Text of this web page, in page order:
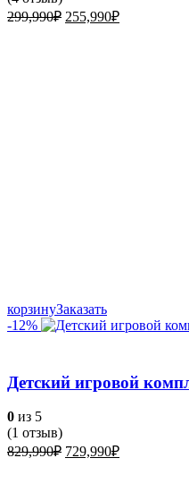
299,990₽ Первоначальная
255,990₽Текущая
корзинуЗаказать
-12%
Детский игровой
0 из 5
(1 отзыв)
829,990₽ Первоначальная
729,990₽Текущая